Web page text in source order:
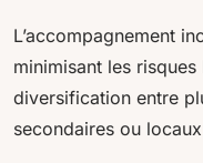
L’accompagnement
minimisant les
diversification entre
secondaires ou